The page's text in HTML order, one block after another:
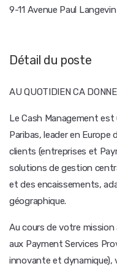
9-11 Avenue Paul Langevin
Détail du poste
AU QUOTIDIEN CA
Le Cash Management
Paribas, leader en Europe
clients (entreprises et
solutions de gestion
et des encaissements,
géographique.
Au cours de votre
aux Payment Services
innovante et dynamique),